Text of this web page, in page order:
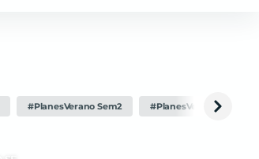
#PlanesVerano Sem2 #PlanesVerano Sem1